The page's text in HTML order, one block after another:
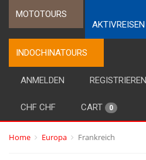
MOTOTOURS
AKTIVREISEN
INDOCHINATOURS
ANMELDEN REGISTRIEREN
CHF CHF CART 0
Home Europa Frankreich